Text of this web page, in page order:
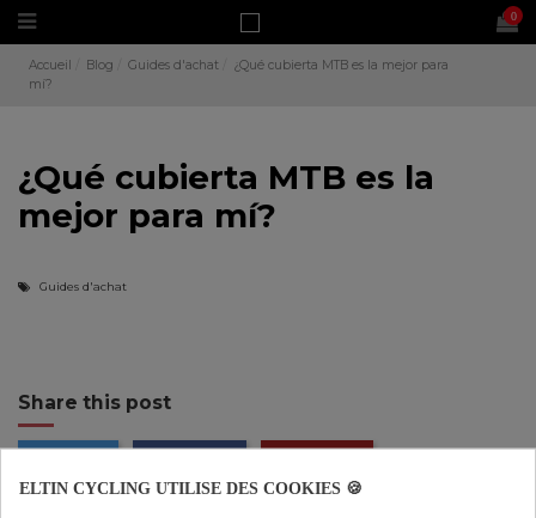
0
Accueil Blog Guides d'achat
¿Qué cubierta MTB es la mejor para
mí?
¿Qué cubierta MTB es la
mejor para mí?
Guides d'achat
Share this post
ELTIN CYCLING UTILISE DES COOKIES 🍪